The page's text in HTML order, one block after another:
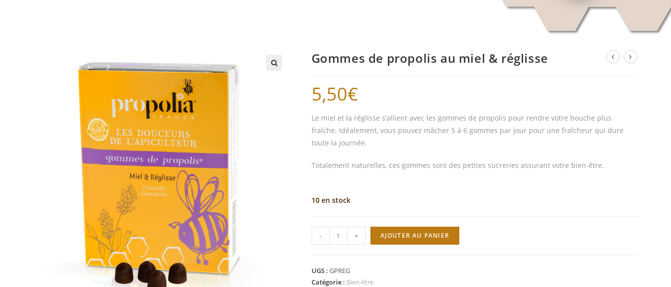
Gommes de propolis au miel & réglisse
5,50€
Le miel et la réglisse s’allient avec les gommes de propolis pour rendre votre bouche plus
fraîche. Idéalement, vous pouvez mâcher 5 à 6 gommes par jour pour une fraîcheur qui dure
toute la journée.
Totalement naturelles, ces gommes sont des petites sucreries assurant votre bien-être.
10 en stock
- + AJOUTER AU PANIER
UGS : GPREG
Catégorie : Bien-être